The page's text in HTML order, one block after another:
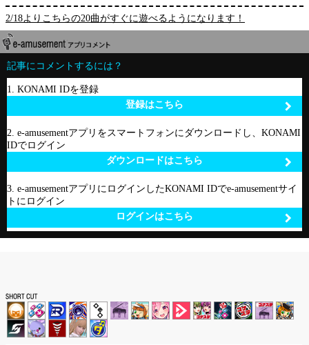
2/18よりこちらの20曲がすぐに遊べるようになります！
記事にコメントするには？
1. KONAMI IDを登録
登録はこちら
2. e-amusementアプリをスマートフォンにダウンロードし、KONAMI
IDでログイン
ダウンロードはこちら
3. e-amusementアプリにログインしたKONAMI IDでe-amusementサイ
トにログイン
ログインはこちら